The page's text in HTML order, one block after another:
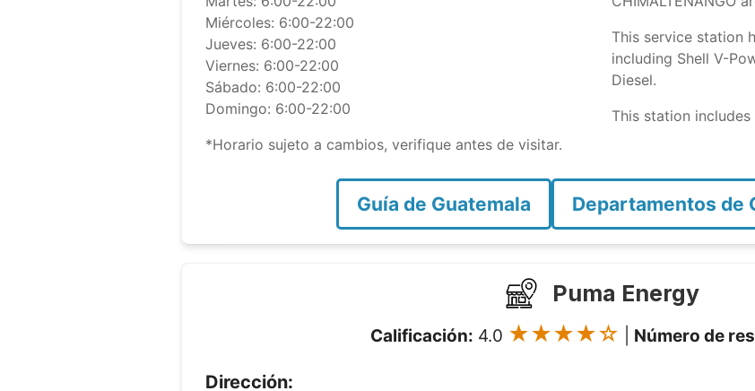
Miércoles: 6:00-22:00
Jueves: 6:00-22:00
Viernes: 6:00-22:00
Sábado: 6:00-22:00
Domingo: 6:00-22:00
*Horario sujeto a cambios, verifique antes de visitar.
This service station
including Shell V-
Diesel.
This station includes
Guía de Guatemala Departamentos de
Puma Energy
Calificación: 4.0 ★★★★☆ Número de
Dirección: